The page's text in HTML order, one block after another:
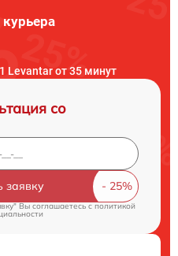
Levantar от 35 минут
со
заявку
Вы соглашаетесь cполитикой